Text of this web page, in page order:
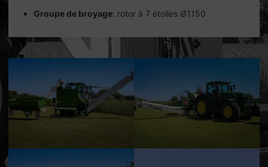
Groupe de broyage: rotor à 7 étoiles Ø1150